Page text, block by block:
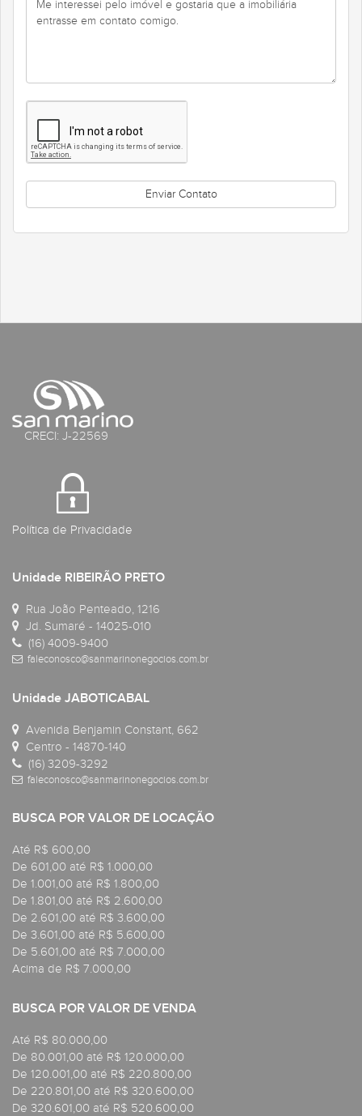
CRECI: J-22569
Política de Privacidade
Unidade RIBEIRÃO PRETO
Rua João Penteado, 1216
Jd. Sumaré - 14025-010
(16) 4009-9400
faleconosco@sanmarinonegocios.com.br
Unidade JABOTICABAL
Avenida Benjamin Constant, 662
Centro - 14870-140
(16) 3209-3292
faleconosco@sanmarinonegocios.com.br
BUSCA POR VALOR DE LOCAÇÃO
Até R$ 600,00
De 601,00 até R$ 1.000,00
De 1.001,00 até R$ 1.800,00
De 1.801,00 até R$ 2.600,00
De 2.601,00 até R$ 3.600,00
De 3.601,00 até R$ 5.600,00
De 5.601,00 até R$ 7.000,00
Acima de R$ 7.000,00
BUSCA POR VALOR DE VENDA
Até R$ 80.000,00
De 80.001,00 até R$ 120.000,00
De 120.001,00 até R$ 220.800,00
De 220.801,00 até R$ 320.600,00
De 320.601,00 até R$ 520.600,00